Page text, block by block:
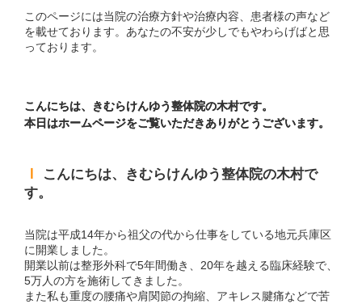
このページには当院の治療方針や治療内容、患者様の声など
を載せております。あなたの不安が少しでもやわらげばと思
っております。
こんにちは、きむらけんゆう整体院の木村です。
本日はホームページをご覧いただきありがとうございます。
こんにちは、きむらけんゆう整体院の木村で
す。
当院は平成14年から祖父の代から仕事をしている地元兵庫区
に開業しました。
開業以前は整形外科で5年間働き、20年を越える臨床経験で、
5万人の方を施術してきました。
また私も重度の腰痛や肩関節の拘縮、アキレス腱痛などで苦